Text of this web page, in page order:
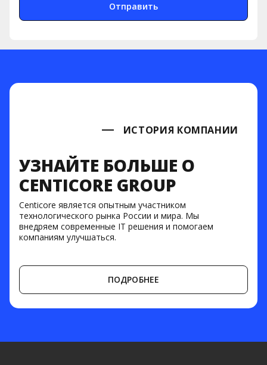
Отправить
ИСТОРИЯ КОМПАНИИ
УЗНАЙТЕ БОЛЬШЕ О
CENTICORE GROUP
Centicore является опытным участником
технологического рынка России и мира. Мы
внедряем современные IT решения и помогаем
компаниям улучшаться.
ПОДРОБНЕЕ